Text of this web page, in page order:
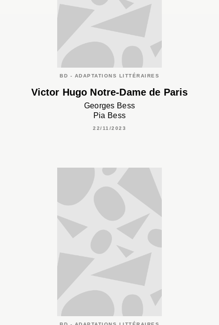
BD - ADAPTATIONS LITTÉRAIRES
Victor Hugo Notre-Dame de Paris
Georges Bess
Pia Bess
22/11/2023